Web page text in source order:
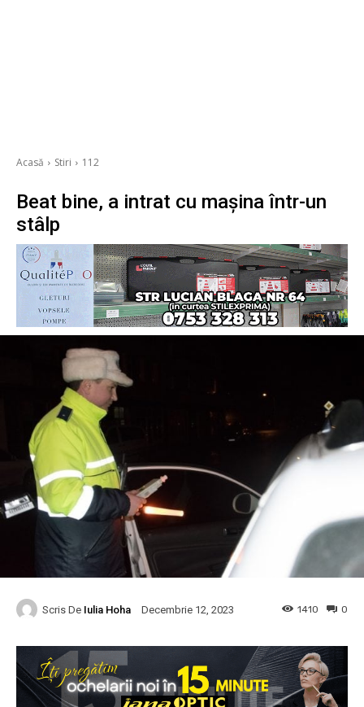
Acasă Stiri 112
Beat bine, a intrat cu mașina într-un
stâlp
Scris De Iulia Hoha Decembrie 12, 2023 0
1410